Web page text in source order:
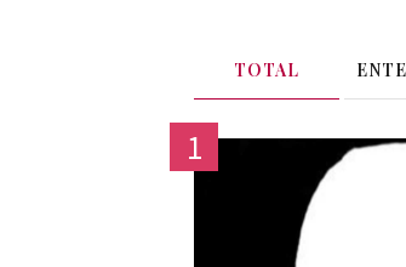
TOTAL
1